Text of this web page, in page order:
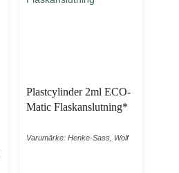
Plastcylinder 2ml ECO-
Matic Flaskanslutning*
Varumärke: Henke-Sass, Wolf